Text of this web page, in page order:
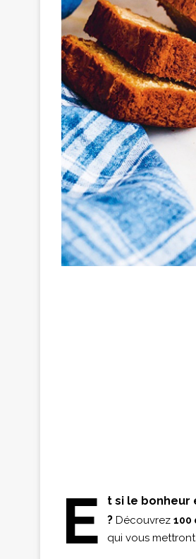
E
t si le bonheur
? Découvrez 100
qui vous